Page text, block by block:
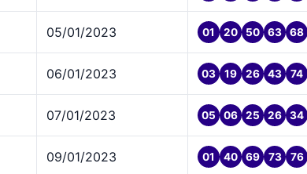
05/01/2023 01 20 50 63 68
06/01/2023 03 19 26 43 74
07/01/2023 05 06 25 26 34
09/01/2023 01 40 69 73 76